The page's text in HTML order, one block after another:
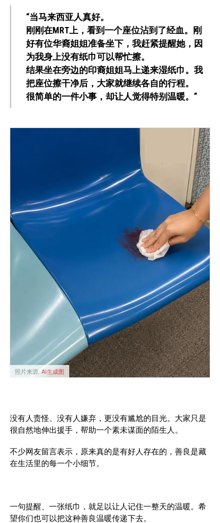
“当马来西亚人真好。
刚刚在MRT上，看到一个座位沾到了经血。刚
好有位华裔姐姐准备坐下，我赶紧提醒她，因
为我身上没有纸巾可以帮忙擦。
结果坐在旁边的印裔姐姐马上递来湿纸巾。我
把座位擦干净后，大家就继续各自的行程。
很简单的一件小事，却让人觉得特别温暖。”
照片来源: AI生成图
没有人责怪、没有人嫌弃，更没有尴尬的目光。大家只是
很自然地伸出援手，帮助一个素未谋面的陌生人。
不少网友留言表示，原来真的是有好人存在的，善良是藏
在生活里的每一个小细节。
一句提醒、一张纸巾，就足以让人记住一整天的温暖。希
望你们也可以把这种善良温暖传递下去。